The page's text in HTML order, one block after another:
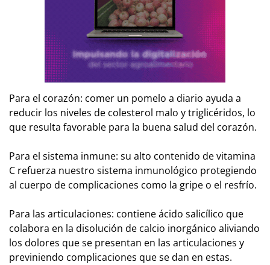
Para el corazón: comer un pomelo a diario ayuda a
reducir los niveles de colesterol malo y triglicéridos, lo
que resulta favorable para la buena salud del corazón.
Para el sistema inmune: su alto contenido de vitamina
C refuerza nuestro sistema inmunológico protegiendo
al cuerpo de complicaciones como la gripe o el resfrío.
Para las articulaciones: contiene ácido salicílico que
colabora en la disolución de calcio inorgánico aliviando
los dolores que se presentan en las articulaciones y
previniendo complicaciones que se dan en estas.